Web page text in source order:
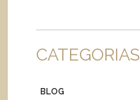
CATEGORIAS
BLOG